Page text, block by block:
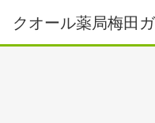
クオール薬局梅田